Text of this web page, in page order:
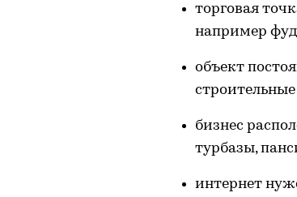
торговая
например
объект
бизнес
турбазы,
интернет